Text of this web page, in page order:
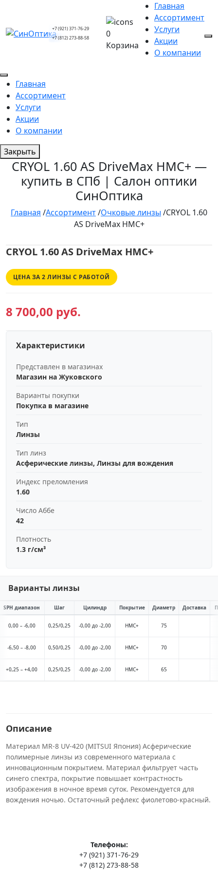
+7 (921) 371-76-29
+7 (812) 273-88-58
0
Корзина
Главная
Ассортимент
Услуги
Акции
О компании
Главная
Ассортимент
Услуги
Акции
О компании
Закрыть
CRYOL 1.60 AS DriveMax HMC+ —
купить в СПб | Салон оптики
СинОптика
Главная /Ассортимент/Очковые линзы /CRYOL 1.60
AS DriveMax HMC+
CRYOL 1.60 AS DriveMax HMC+
ЦЕНА ЗА 2 ЛИНЗЫ С РАБОТОЙ
8 700,00 руб.
Характеристики
Представлен в магазинах
Магазин на Жуковского
Варианты покупки
Покупка в магазине
Тип
Линзы
Тип линз
Асферические линзы, Линзы для вождения
Индекс преломления
1.60
Число Аббе
42
Плотность
1.3 г/см³
Варианты линзы
SPH диапазон Шаг Цилиндр Покрытие Диаметр Доставка
0,00 – -6,00 0,25/0,25 -0,00 до -2,00 HMC+ 75
-6,50 – -8,00 0,50/0,25 -0,00 до -2,00 HMC+ 70
+0,25 – +4,00 0,25/0,25 -0,00 до -2,00 HMC+ 65
Описание
Материал MR-8 UV-420 (MITSUI Япония) Асферические
полимерные линзы из современного материала с
инновационным покрытием. Материал фильтрует часть
синего спектра, покрытие повышает контрастность
изображения в ночное время суток. Рекомендуется для
вождения ночью. Оcтаточный рефлекс фиолетово-красный.
Телефоны:
+7 (921) 371-76-29
+7 (812) 273-88-58